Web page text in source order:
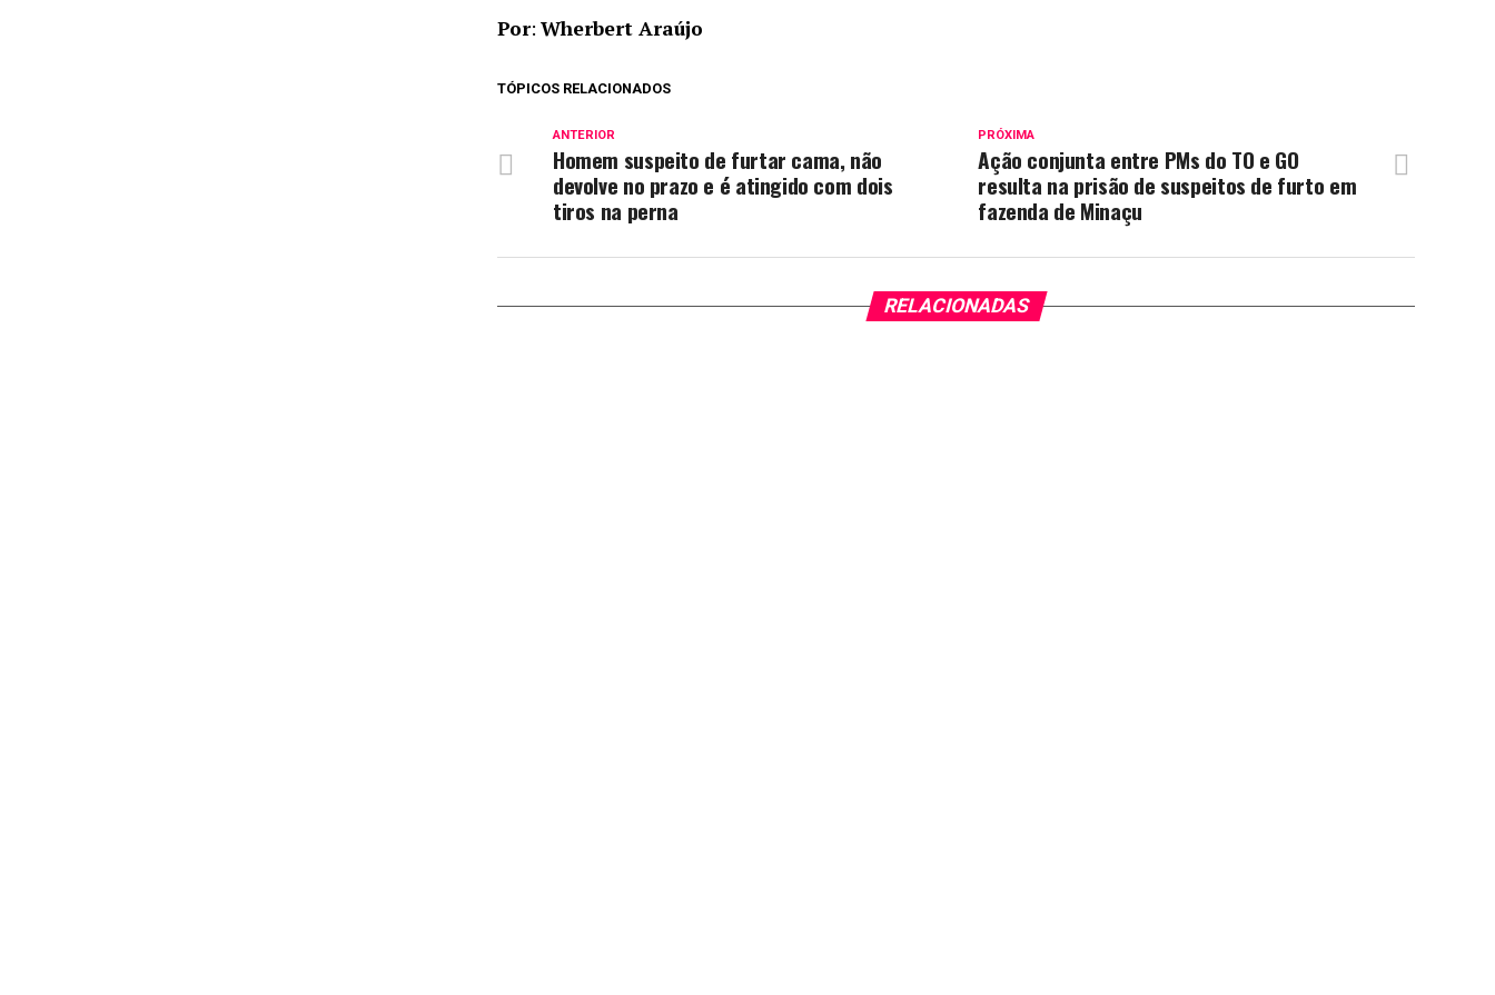
Por: Wherbert Araújo
TÓPICOS RELACIONADOS
PRÓXIMA
Ação conjunta entre PMs do TO e GO
resulta na prisão de suspeitos de furto em
fazenda de Minaçu
ANTERIOR
Homem suspeito de furtar cama, não
devolve no prazo e é atingido com dois
tiros na perna
RELACIONADAS